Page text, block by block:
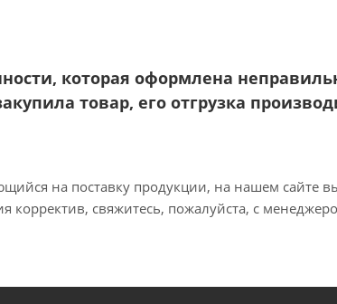
которая оформлена
товар, его отгрузка
на поставку продукции, на нашем сайте
корректив, свяжитесь, пожалуйста, с